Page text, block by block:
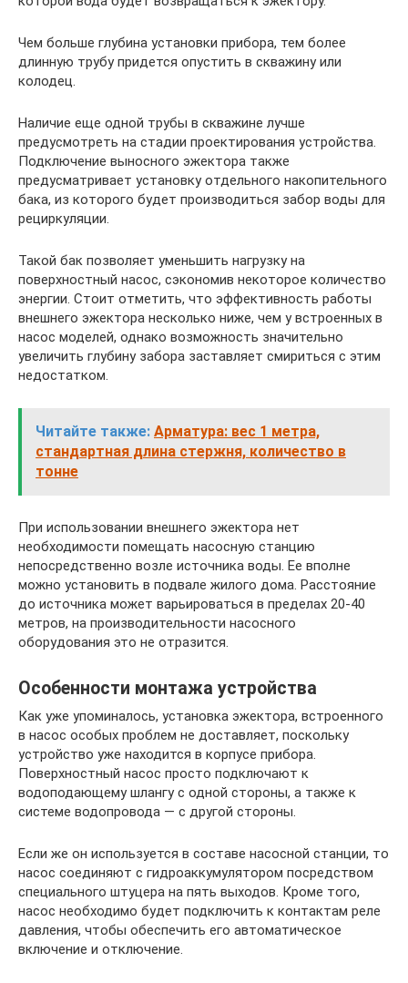
Чем больше глубина установки прибора, тем более
длинную трубу придется опустить в скважину или
колодец.
Наличие еще одной трубы в скважине лучше
предусмотреть на стадии проектирования устройства.
Подключение выносного эжектора также
предусматривает установку отдельного накопительного
бака, из которого будет производиться забор воды для
рециркуляции.
Такой бак позволяет уменьшить нагрузку на
поверхностный насос, сэкономив некоторое количество
энергии. Стоит отметить, что эффективность работы
внешнего эжектора несколько ниже, чем у встроенных в
насос моделей, однако возможность значительно
увеличить глубину забора заставляет смириться с этим
недостатком.
Читайте также: Арматура: вес 1 метра,
стандартная длина стержня, количество в
тонне
При использовании внешнего эжектора нет
необходимости помещать насосную станцию
непосредственно возле источника воды. Ее вполне
можно установить в подвале жилого дома. Расстояние
до источника может варьироваться в пределах 20-40
метров, на производительности насосного
оборудования это не отразится.
Особенности монтажа устройства
Как уже упоминалось, установка эжектора, встроенного
в насос особых проблем не доставляет, поскольку
устройство уже находится в корпусе прибора.
Поверхностный насос просто подключают к
водоподающему шлангу с одной стороны, а также к
системе водопровода — с другой стороны.
Если же он используется в составе насосной станции, то
насос соединяют с гидроаккумулятором посредством
специального штуцера на пять выходов. Кроме того,
насос необходимо будет подключить к контактам реле
давления, чтобы обеспечить его автоматическое
включение и отключение.